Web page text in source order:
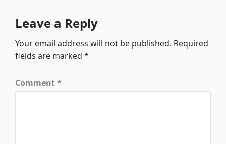
Leave a Reply
Your email address will not be published. Required
fields are marked*
Comment*